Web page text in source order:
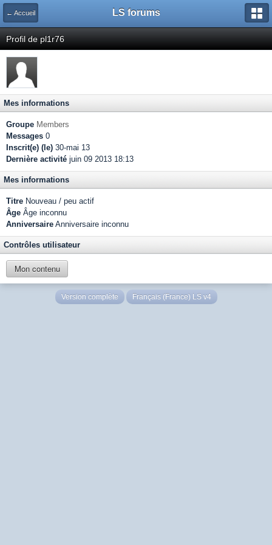
← Accueil LS forums
Profil de pl1r76
Mes informations
Groupe Members
Messages 0
Inscrit(e) (le) 30-mai 13
Dernière activité juin 09 2013 18:13
Mes informations
Titre Nouveau / peu actif
Âge Âge inconnu
Anniversaire Anniversaire inconnu
Contrôles utilisateur
Mon contenu
Version complète Français (France) LS v4